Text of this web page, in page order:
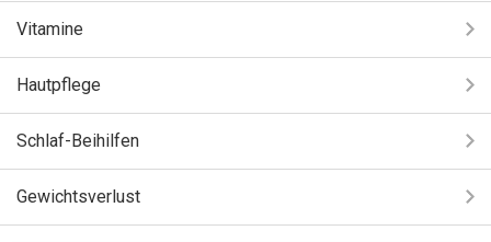
Vitamine
Hautpflege
Schlaf-Beihilfen
Gewichtsverlust